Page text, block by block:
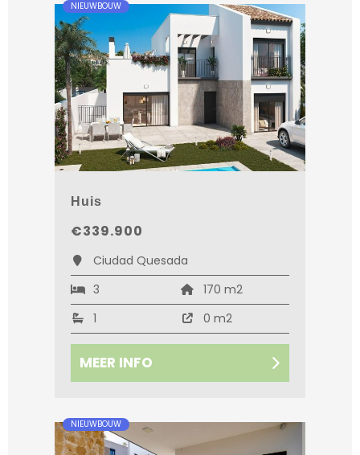
NIEUWBOUW
Huis
€339.900
Ciudad Quesada
3
170 m2
1
0 m2
MEER INFO
NIEUWBOUW